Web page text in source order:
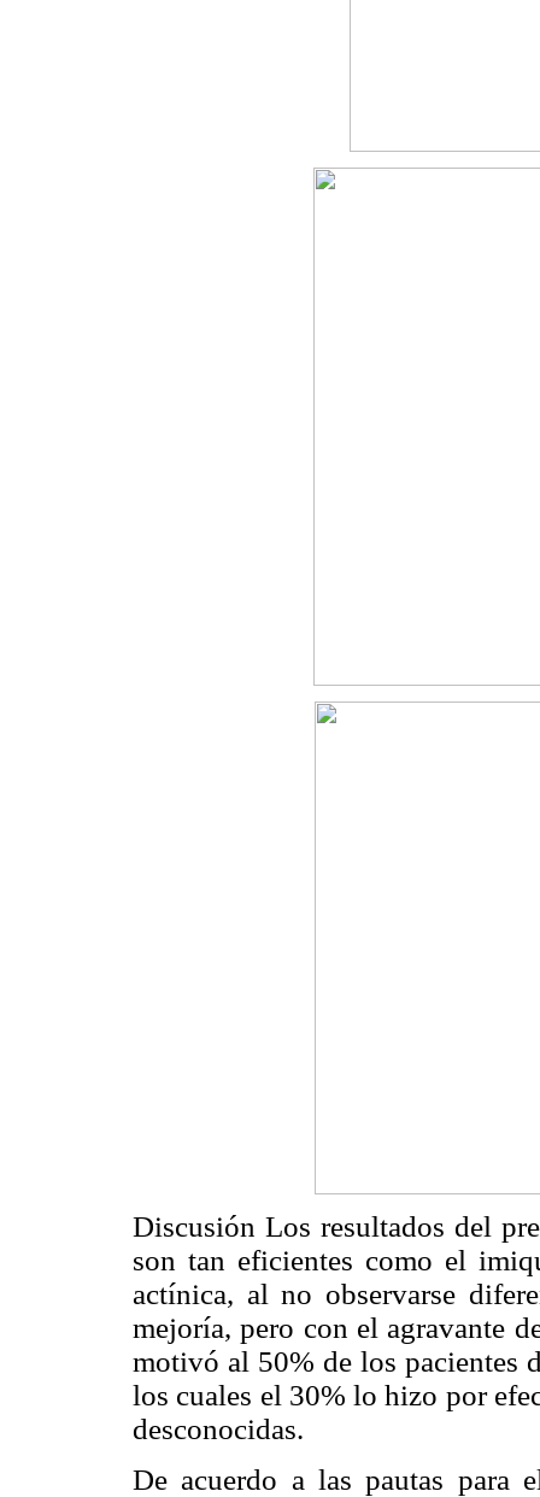
Discusión Los resultados del
son tan eficientes como el
actínica, al no observarse
mejoría, pero con el agravante
motivó al 50% de los pacientes
los cuales el 30% lo hizo por
desconocidas.
De acuerdo a las pautas para